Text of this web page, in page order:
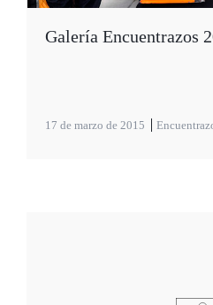
Galería Encuentrazos
17 de marzo de 2015